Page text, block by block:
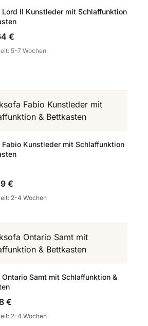
Lord II Kunstleder mit Schlaffunktion
€
5-7 Wochen
Fabio Kunstleder mit Schlaffunktion
€
2-4 Wochen
Ontario Samt mit Schlaffunktion &
€
2-4 Wochen